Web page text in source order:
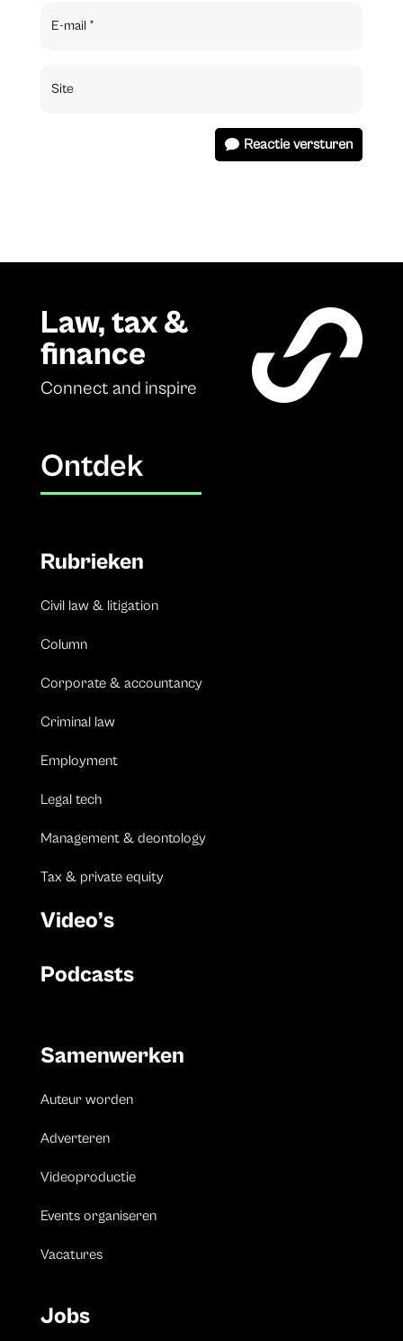
Reactie versturen
Law, tax &
finance
Connect and inspire
Ontdek
Rubrieken
Civil law & litigation
Column
Corporate & accountancy
Criminal law
Employment
Legal tech
Management & deontology
Tax & private equity
Video’s
Podcasts
Samenwerken
Auteur worden
Adverteren
Videoproductie
Events organiseren
Vacatures
Jobs